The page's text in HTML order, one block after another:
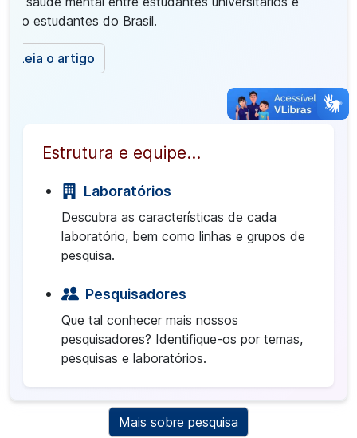
não estudantes do Brasil.
Leia o artigo
Estrutura e equipe...
Laboratórios
Descubra as características de cada
laboratório, bem como linhas e grupos de
pesquisa.
Pesquisadores
Que tal conhecer mais nossos
pesquisadores? Identifique-os por temas,
pesquisas e laboratórios.
Mais sobre pesquisa